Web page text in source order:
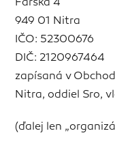
Farská 4
949 01 Nitra
IČO: 52300676
DIČ: 2120967464
zapísaná v
Nitra, oddiel Sro,
(ďalej len